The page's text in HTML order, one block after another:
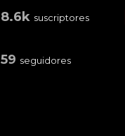
8.6k suscriptores
59 seguidores